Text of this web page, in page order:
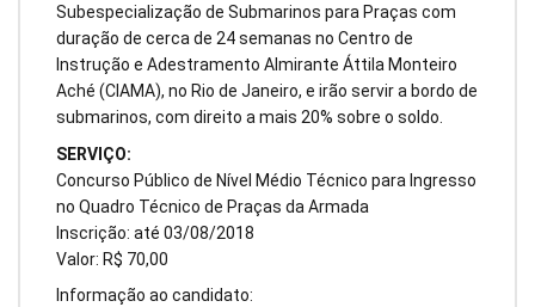
Subespecialização de Submarinos para Praças com
duração de cerca de 24 semanas no Centro de
Instrução e Adestramento Almirante Áttila Monteiro
Aché (CIAMA), no Rio de Janeiro, e irão servir a bordo de
submarinos, com direito a mais 20% sobre o soldo.
SERVIÇO:
Concurso Público de Nível Médio Técnico para Ingresso
no Quadro Técnico de Praças da Armada
Inscrição: até 03/08/2018
Valor: R$ 70,00
Informação ao candidato: